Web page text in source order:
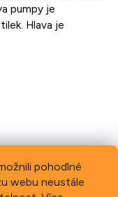
pohodlné
webu neustále
pumpy je
Hlava je